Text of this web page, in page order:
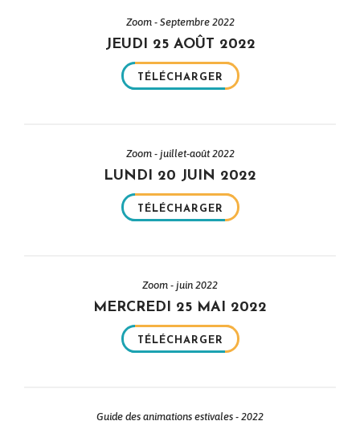
Zoom - Septembre 2022
JEUDI 25 AOÛT 2022
TÉLÉCHARGER
Zoom - juillet-août 2022
LUNDI 20 JUIN 2022
TÉLÉCHARGER
Zoom - juin 2022
MERCREDI 25 MAI 2022
TÉLÉCHARGER
Guide des animations estivales - 2022